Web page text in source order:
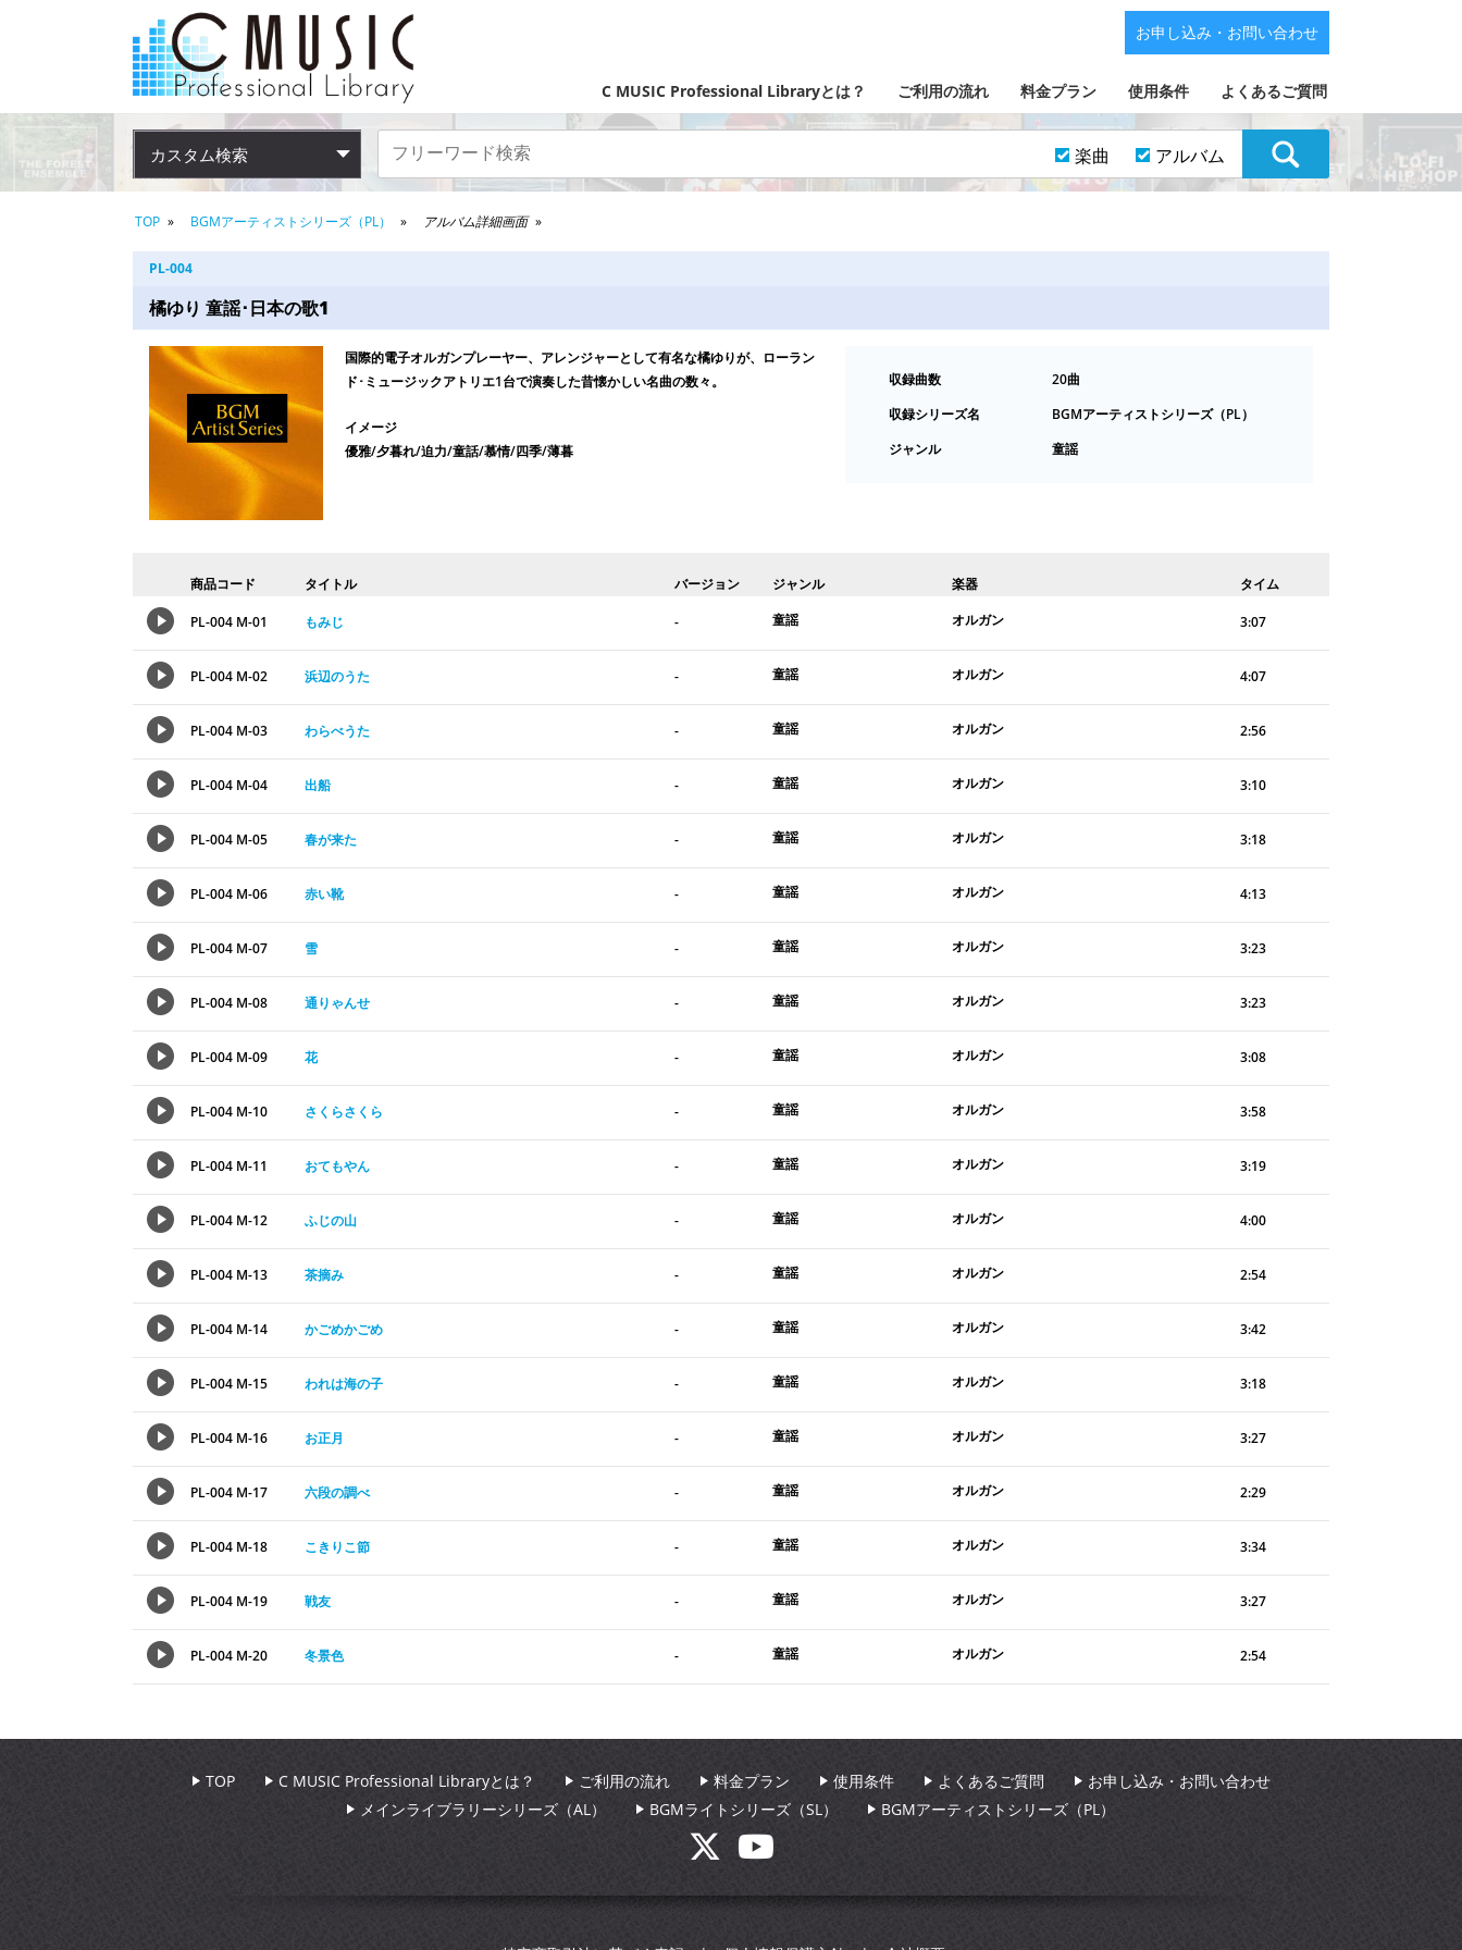
C MUSIC Professional Libraryとは？ ご利用の流れ 料金プラン 使用条件 よくあるご質問
お申し込み・お問い合わせ
カスタム検索 楽曲 アルバム
TOP BGMアーティストシリーズ（PL） アルバム詳細画面
PL-004
橘ゆり 童謡･日本の歌1
国際的電子オルガンプレーヤー、アレンジャーとして有名な橘ゆりが、ローラン
ド･ミュージックアトリエ1台で演奏した昔懐かしい名曲の数々。
イメージ
優雅/夕暮れ/迫力/童話/慕情/四季/薄暮
収録曲数
20曲
収録シリーズ名
BGMアーティストシリーズ（PL）
ジャンル
童謡
商品コード タイトル バージョン ジャンル 楽器 タイム
PL-004 M-01 もみじ - 童謡 オルガン 3:07
PL-004 M-02 浜辺のうた - 童謡 オルガン 4:07
PL-004 M-03 わらべうた - 童謡 オルガン 2:56
PL-004 M-04 出船 - 童謡 オルガン 3:10
PL-004 M-05 春が来た - 童謡 オルガン 3:18
PL-004 M-06 赤い靴 - 童謡 オルガン 4:13
PL-004 M-07 雪 - 童謡 オルガン 3:23
PL-004 M-08 通りゃんせ - 童謡 オルガン 3:23
PL-004 M-09 花 - 童謡 オルガン 3:08
PL-004 M-10 さくらさくら - 童謡 オルガン 3:58
PL-004 M-11 おてもやん - 童謡 オルガン 3:19
PL-004 M-12 ふじの山 - 童謡 オルガン 4:00
PL-004 M-13 茶摘み - 童謡 オルガン 2:54
PL-004 M-14 かごめかごめ - 童謡 オルガン 3:42
PL-004 M-15 われは海の子 - 童謡 オルガン 3:18
PL-004 M-16 お正月 - 童謡 オルガン 3:27
PL-004 M-17 六段の調べ - 童謡 オルガン 2:29
PL-004 M-18 こきりこ節 - 童謡 オルガン 3:34
PL-004 M-19 戦友 - 童謡 オルガン 3:27
PL-004 M-20 冬景色 - 童謡 オルガン 2:54
TOP C MUSIC Professional Libraryとは？ ご利用の流れ 料金プラン 使用条件 よくあるご質問
お申し込み・お問い合わせ
メインライブラリーシリーズ（AL）
BGMライトシリーズ（SL） BGMアーティストシリーズ（PL）